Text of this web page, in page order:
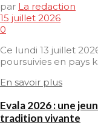
par La redaction
15 juillet 2026
0
Ce lundi 13 juillet
poursuivies en pays
En savoir plus
Evala 2026 : une
tradition vivante